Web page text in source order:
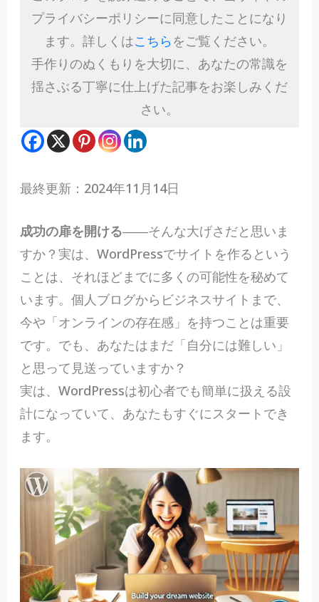
プライバシーポリシーに同意したことになり
ます。詳しくはこちら をご覧ください。
手作りのぬくもりを大切に、あなたの常識を
揺さぶる丁寧に仕上げた記事をお楽しみくだ
さい。
最終更新：2024年11月14日
成功の扉を開ける――そんな大げさだと思いま
すか？実は、WordPressでサイトを作るという
ことは、それほどまでに多くの可能性を秘めて
います。個人ブログからビジネスサイトまで、
今や「オンラインの存在感」を持つことは重要
です。でも、あなたはまだ「自分には難しい」
と思って見送っていますか？
実は、WordPressは初心者でも簡単に扱える設
計になっていて、あなたもすぐにスタートでき
ます。